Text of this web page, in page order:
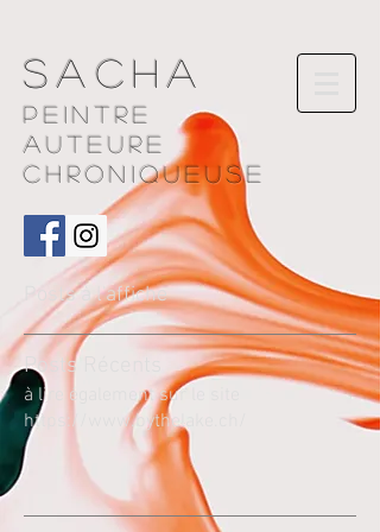
Sacha
Peintre
AUTEURE
chroniqueuse
Posts à l'affiche
Pos ts Récents
à lire également sur le site
https://www.bythelake.ch/